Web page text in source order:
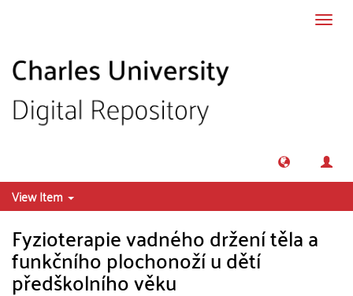
View Item
Fyzioterapie vadného držení těla a
funkčního plochonoží u dětí
předškolního věku